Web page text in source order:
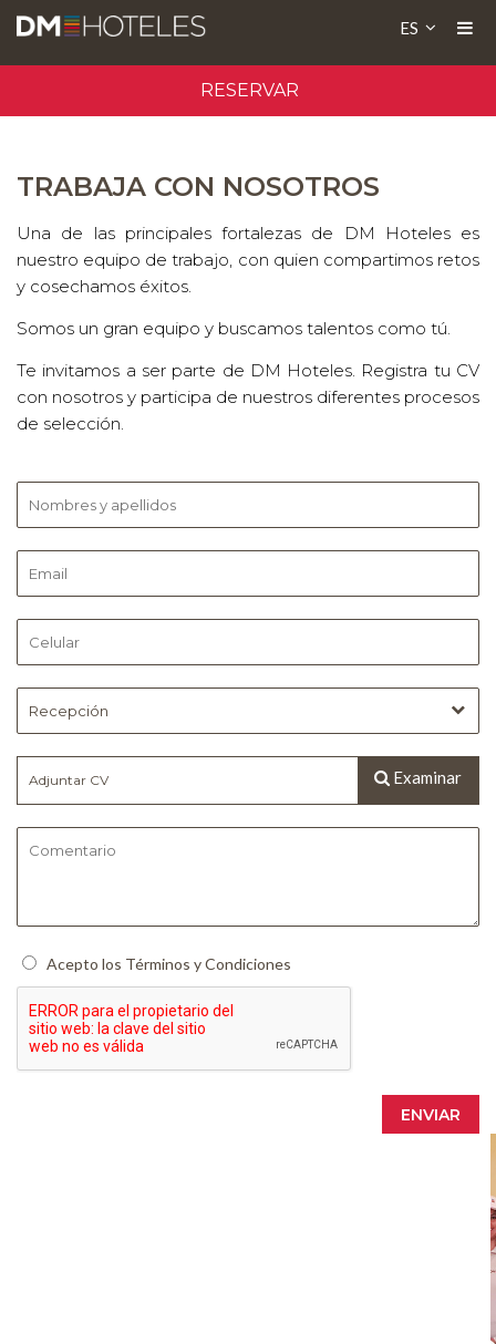
ES
RESERVAR
TRABAJA CON NOSOTROS
Una de las principales fortalezas de DM Hoteles es
nuestro equipo de trabajo, con quien compartimos retos
y cosechamos éxitos.
Somos un gran equipo y buscamos talentos como tú.
Te invitamos a ser parte de DM Hoteles. Registra tu CV
con nosotros y participa de nuestros diferentes procesos
de selección.
Recepción
Adjuntar CV Examinar
Acepto los Términos y Condiciones
ENVIAR